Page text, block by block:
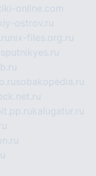
online.com
ostrov.ru
nix-files.org.ru
sputnikyes.ru
sobakopedia.ru
kalugatur.ru